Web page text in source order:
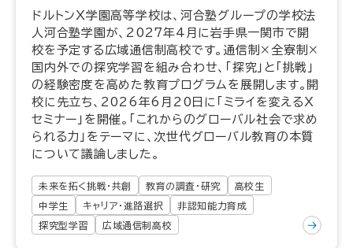
ドルトンX学園高等学校は、河合塾グループの学校法
人河合塾学園が、2027年4月に岩手県一関市で開
校を予定する広域通信制高校です。通信制×全寮制×
国内外での探究学習を組み合わせ、「探究」と「挑戦」
の経験密度を高めた教育プログラムを展開します。開
校に先立ち、2026年6月20日に「ミライを変えるX
セミナー」を開催。「これからのグローバル社会で求め
られる力」をテーマに、次世代グローバル教育の本質
について議論しました。
未来を拓く挑戦・共創 教育の調査・研究 高校生
中学生 キャリア・進路選択 非認知能力育成
探究型学習 広域通信制高校